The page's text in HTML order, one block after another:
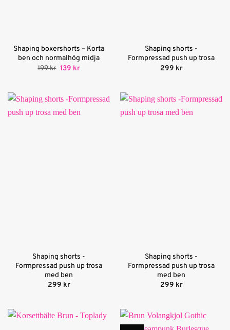
Shaping boxershorts – Korta
ben och normalhög midja
199kr Det
199 kr.
139 krDet
139 kr.
Shaping shorts -
Formpressad push up trosa
299 kr
Shaping shorts -
Formpressad push up trosa
med ben
299 kr
Shaping shorts -
Formpressad push up trosa
med ben
299 kr